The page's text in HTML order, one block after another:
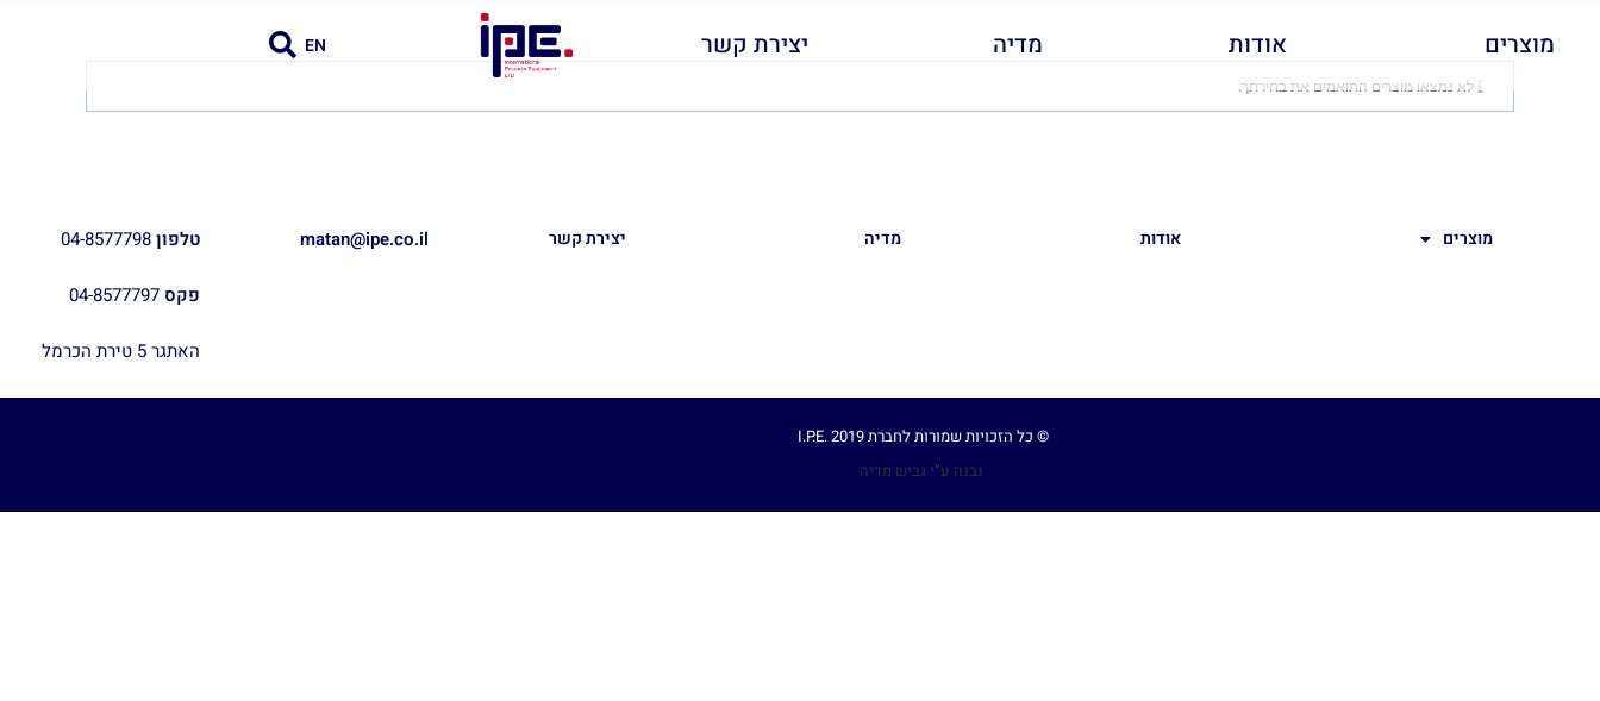
מוצרים אודות מדיה יצירת קשר EN
לא נמצאו מוצרים התואמים את בחירתך.
מוצרים אודות מדיה יצירת קשר matan@ipe.co.il טלפון04-8577798
פקס04-8577797
האתגר 5 טירת הכרמל
I.P.E. 2019 כל הזכויות שמורות לחברת ©
נבנה ע”י גביש מדיה